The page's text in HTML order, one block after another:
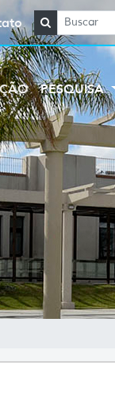
PESQUISA